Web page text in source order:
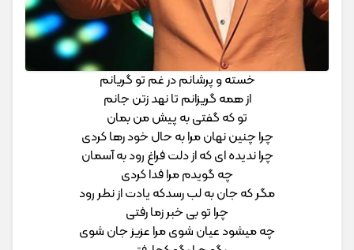
خسته و پرشانم در غم تو گریانم
از همه گریزانم تا نهد زتن جانم
تو که گفتی به پیش من بمان
چرا چنین نهان مرا به حال خود رها کردی
چرا ندیده ای که از دلت فراغ رود به آسمان
چه گویدم مرا فدا کردی
مگر که جان به لب رسدکه یادت از نطر رود
چرا تو بی خبر زما رفتی
چه میشود عیان شوی مرا عزیز جان شوی